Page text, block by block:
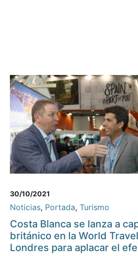
30/10/2021
Noticias, Portada, Turismo
Costa Blanca se lanza a
británico en la World
Londres para aplacar el